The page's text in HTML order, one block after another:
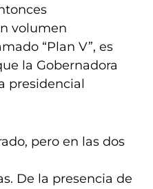
volumen
“Plan V”, es
la Gobernadora
presidencial
pero en las dos
De la presencia de